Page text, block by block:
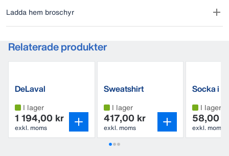
Ladda hem broschyr
Relaterade produkter
DeLaval
I lager
1 194,00 kr
exkl. moms
Sweatshirt
I lager
417,00 kr
exkl. moms
Socka i
I lager
58,00
exkl. moms